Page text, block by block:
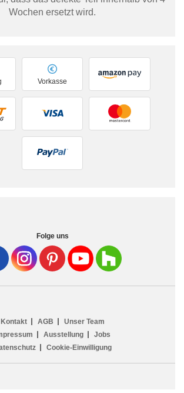
Wochen ersetzt wird.
Vorkasse
Folge uns
Kontakt AGB
Unser Team
Ausstellung
Jobs
Cookie-Einwilligung